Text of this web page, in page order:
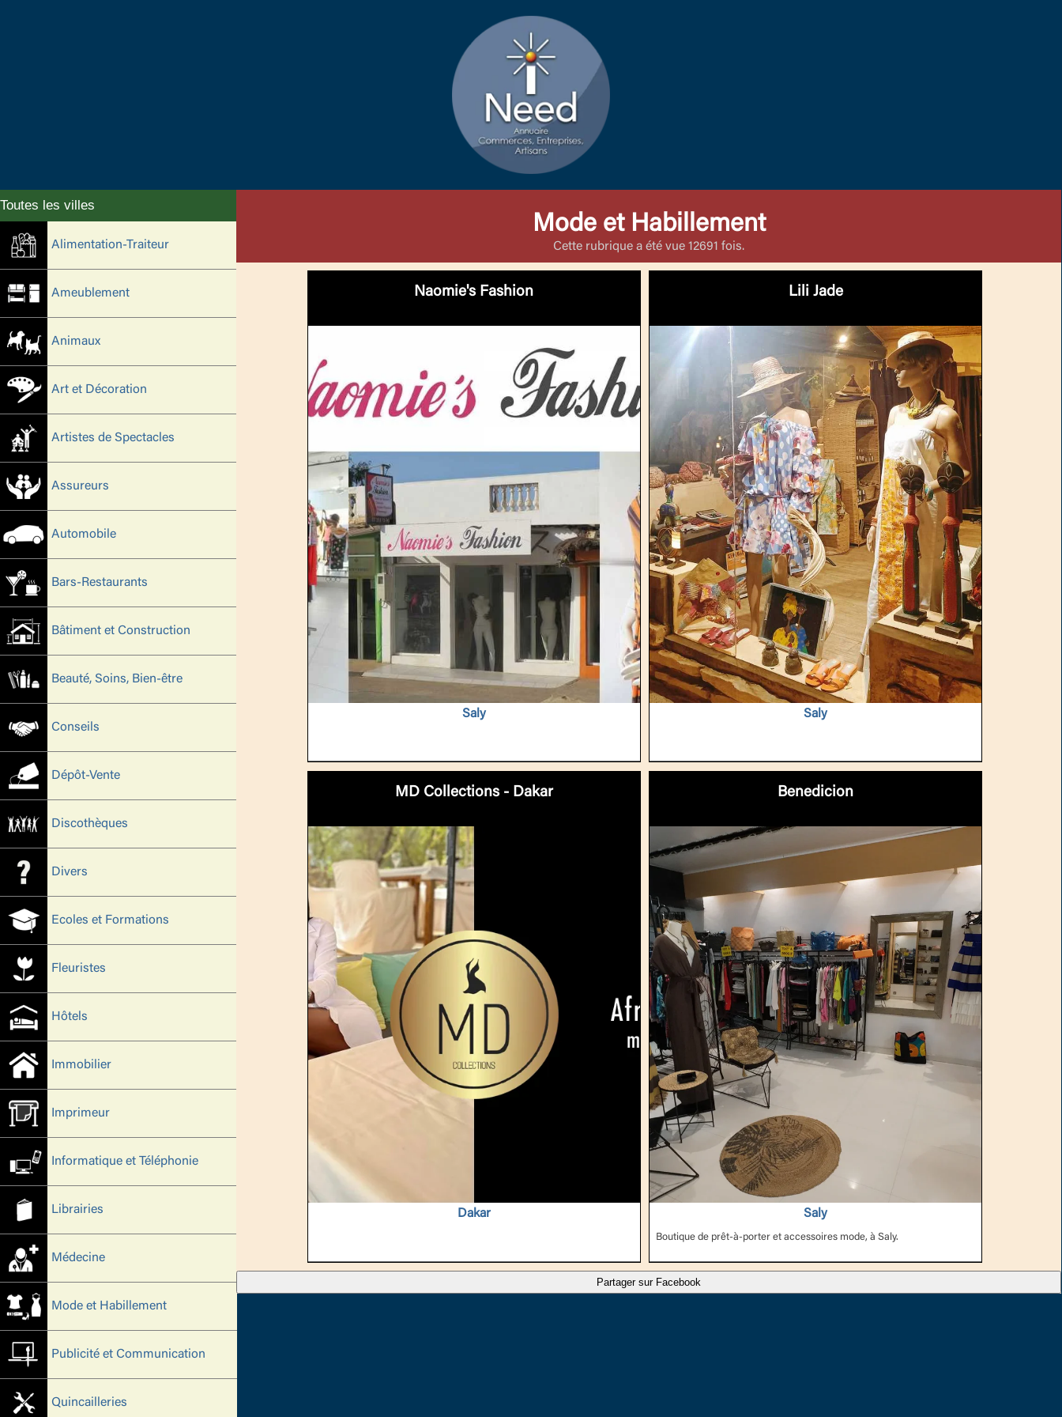
Alimentation-Traiteur
Ameublement
Animaux
Art et Décoration
Artistes de Spectacles
Assureurs
Automobile
Bars-Restaurants
Bâtiment et Construction
Beauté, Soins, Bien-être
Conseils
Dépôt-Vente
Discothèques
Divers
Ecoles et Formations
Fleuristes
Hôtels
Immobilier
Imprimeur
Informatique et Téléphonie
Librairies
Médecine
Mode et Habillement
Publicité et Communication
Quincailleries
Mode et Habillement
Cette rubrique a été vue 12691 fois.
Naomie's Fashion
Saly
Lili Jade
Saly
MD Collections - Dakar
Dakar
Benedicion
Saly
Boutique de prêt-à-porter et accessoires mode, à Saly.
Partager sur Facebook